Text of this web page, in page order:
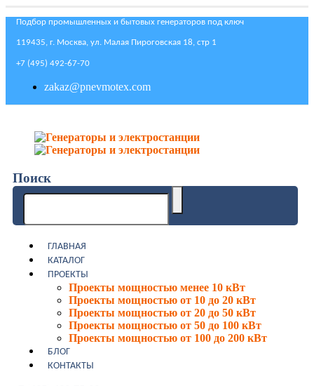
Подбор промышленных и бытовых генераторов под ключ
119435, г. Москва, ул. Малая Пироговская 18, стр 1
+7 (495) 492-67-70
zakaz@pnevmotex.com
Поиск
ГЛАВНАЯ
КАТАЛОГ
ПРОЕКТЫ
Проекты мощностью менее 10 кВт
Проекты мощностью от 10 до 20 кВт
Проекты мощностью от 20 до 50 кВт
Проекты мощностью от 50 до 100 кВт
Проекты мощностью от 100 до 200 кВт
БЛОГ
КОНТАКТЫ